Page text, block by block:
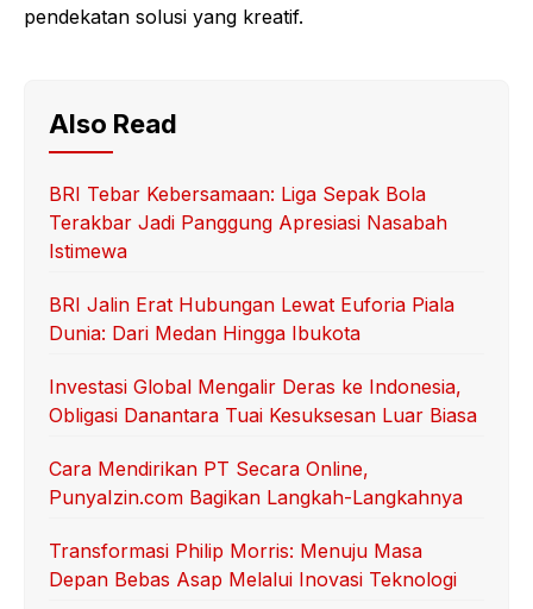
pendekatan solusi yang kreatif.
Also Read
BRI Tebar Kebersamaan: Liga Sepak Bola
Terakbar Jadi Panggung Apresiasi Nasabah
Istimewa
BRI Jalin Erat Hubungan Lewat Euforia Piala
Dunia: Dari Medan Hingga Ibukota
Investasi Global Mengalir Deras ke Indonesia,
Obligasi Danantara Tuai Kesuksesan Luar Biasa
Cara Mendirikan PT Secara Online,
PunyaIzin.com Bagikan Langkah-Langkahnya
Transformasi Philip Morris: Menuju Masa
Depan Bebas Asap Melalui Inovasi Teknologi